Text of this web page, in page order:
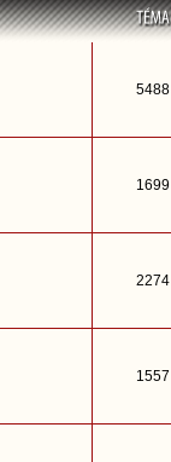
5488
1699
2274
1557